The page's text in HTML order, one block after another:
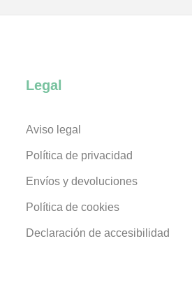
Legal
Aviso legal
Política de privacidad
Envíos y devoluciones
Política de cookies
Declaración de accesibilidad